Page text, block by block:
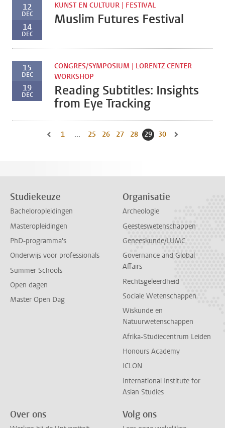
12
DEC
14
DEC
KUNST EN CULTUUR | FESTIVAL
Muslim Futures Festival
15
DEC
19
DEC
CONGRES/SYMPOSIUM | LORENTZ CENTER
WORKSHOP
Reading Subtitles: Insights
from Eye Tracking
Naar vorige pagina, pagina 28
Naar eerste pagina, pagina
1 ... Naar pagina
25 Naar pagina
26 Naar pagina
27 Naar pagina
28 Huidige pagina, pagina
29 Naar pagina
30
Studiekeuze
Bacheloropleidingen
Masteropleidingen
PhD-programma's
Onderwijs voor professionals
Summer Schools
Open dagen
Master Open Dag
Organisatie
Archeologie
Geesteswetenschappen
Geneeskunde/LUMC
Governance and Global
Affairs
Rechtsgeleerdheid
Sociale Wetenschappen
Wiskunde en
Natuurwetenschappen
Afrika-Studiecentrum Leiden
Honours Academy
ICLON
International Institute for
Asian Studies
Over ons Volg ons